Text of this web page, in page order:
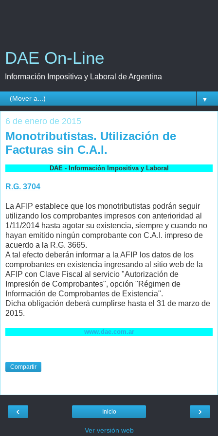
DAE On-Line
Información Impositiva y Laboral de Argentina
▼
6 de enero de 2015
Monotributistas. Utilización de
Facturas sin C.A.I.
DAE - Información Impositiva y Laboral
R.G. 3704
La AFIP establece que los monotributistas podrán seguir
utilizando los comprobantes impresos con anterioridad al
1/11/2014 hasta agotar su existencia, siempre y cuando no
hayan emitido ningún comprobante con C.A.I. impreso de
acuerdo a la R.G. 3665.
A tal efecto deberán informar a la AFIP los datos de los
comprobantes en existencia ingresando al sitio web de la
AFIP con Clave Fiscal al servicio "Autorización de
Impresión de Comprobantes", opción "Régimen de
Información de Comprobantes de Existencia".
Dicha obligación deberá cumplirse hasta el 31 de marzo de
2015.
www.dae.com.ar
Compartir
‹ ›
Inicio
Ver versión web